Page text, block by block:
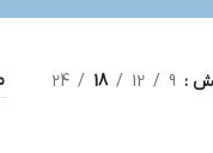
9
12
18
24